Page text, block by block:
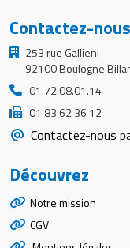
Contactez-nous
253 rue Gallieni
92100 Boulogne
01.72.08.01.14
01 83 62 36 12
Contactez-nous
Découvrez
Notre mission
CGV